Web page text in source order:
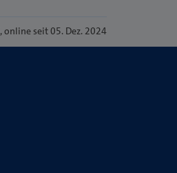
, online seit 05. Dez. 2024